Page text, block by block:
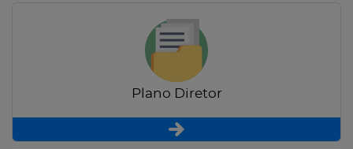
Plano Diretor